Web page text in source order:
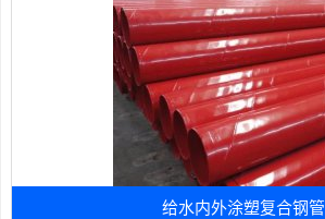
给水内外涂塑复合钢管